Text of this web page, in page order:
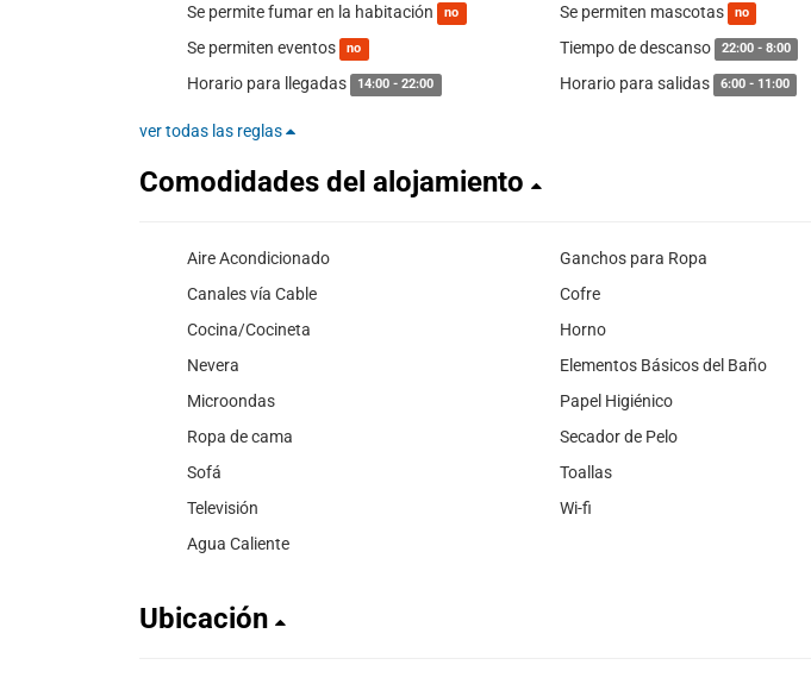
Se permite fumar en la habitación no Se permiten mascotas no
Se permiten eventos no Tiempo de descanso 22:00 - 8:00
Horario para llegadas 14:00 - 22:00 Horario para salidas 6:00 - 11:00
ver todas las reglas
Comodidades del alojamiento
Aire Acondicionado
Ganchos para Ropa
Canales vía Cable
Cofre
Cocina/Cocineta
Horno
Nevera
Elementos Básicos del Baño
Microondas
Papel Higiénico
Ropa de cama
Secador de Pelo
Sofá
Toallas
Televisión
Wi-fi
Agua Caliente
Ubicación